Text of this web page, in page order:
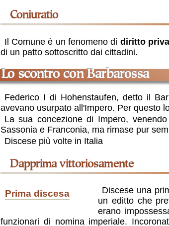
coniuratio
Il Comune è un fenomeno di diritto
di un patto sottoscritto dai cittadini.
lo scontro con Barbarossa
Federico I di Hohenstaufen, detto il
avevano usurpato all'Impero. Per questo
La sua concezione di Impero,
Sassonia e Franconia, ma rimase pur
Discese più volte in Italia
dapprima vittoriosamente
prima discesa
Discese una prima volta in Italia (ott. 1154) e, nella prima dieta di Roncaglia, promulgò
un editto che
erano
funzionari di nomina imperiale.